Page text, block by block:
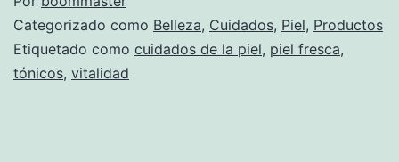
Categorizado como Belleza, Cuidados, Piel, Productos
Etiquetado como cuidados de la piel, piel fresca,
tónicos, vitalidad